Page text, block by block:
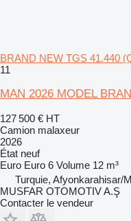
BRAND NEW TGS 41.440
11
MAN 2026 MODEL
127 500 € HT
Camion malaxeur
2026
État neuf
Euro Euro 6 Volume 12 m³
Turquie, Afyonkarahisar/
MUSFAR OTOMOTIV A.Ş
Contacter le vendeur